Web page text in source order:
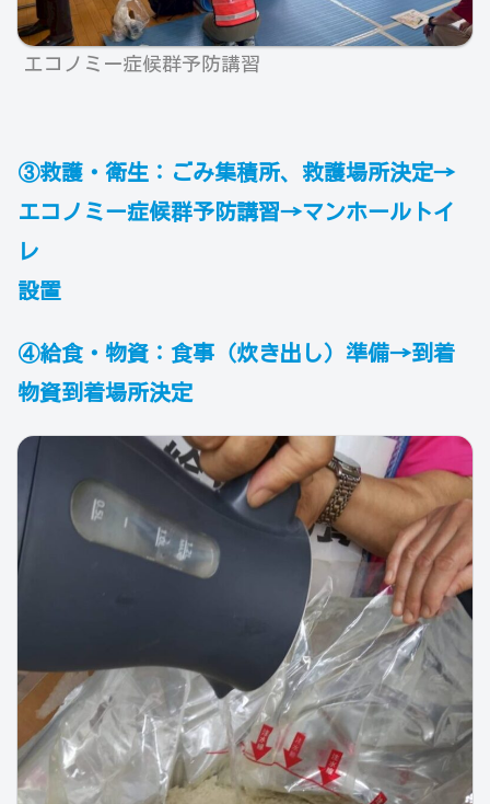
エコノミー症候群予防講習
③救護・衛生：ごみ集積所、救護場所決定→
エコノミー症候群予防講習→マンホールトイ
レ
設置
④給食・物資：食事（炊き出し）準備→到着
物資到着場所決定